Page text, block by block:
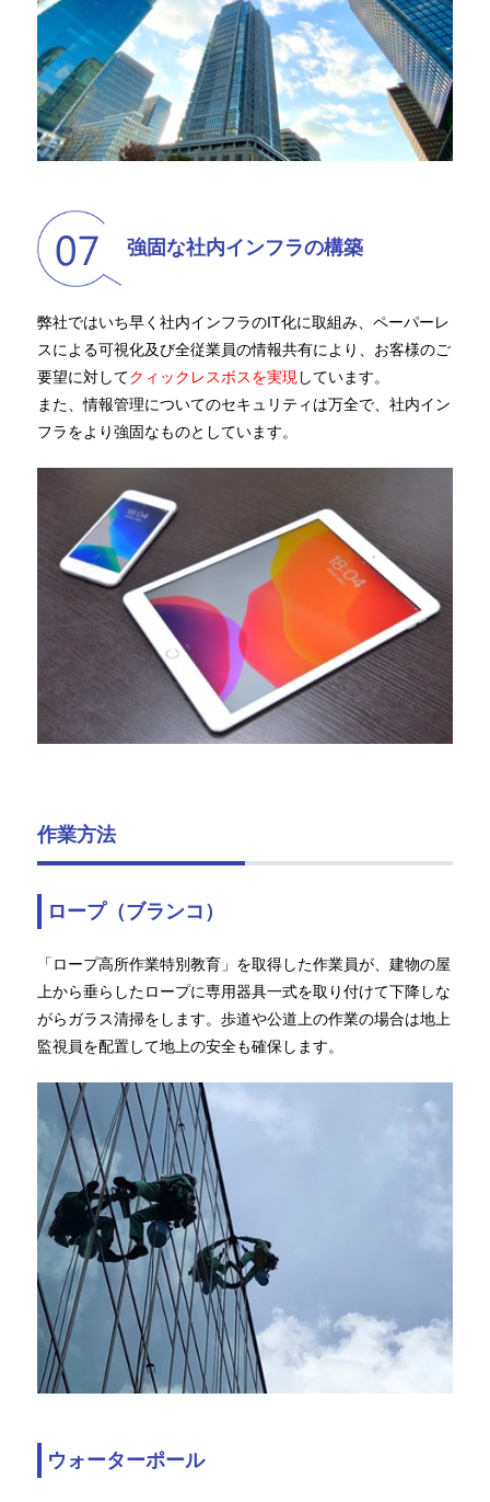
強固な社内インフラの構築
弊社ではいち早く社内インフラのIT化に取組み、ペーパーレ
スによる可視化及び全従業員の情報共有により、お客様のご
要望に対してクィックレスボスを実現しています。
また、情報管理についてのセキュリティは万全で、社内イン
フラをより強固なものとしています。
作業方法
ロープ（ブランコ）
「ロープ高所作業特別教育」を取得した作業員が、建物の屋
上から垂らしたロープに専用器具一式を取り付けて下降しな
がらガラス清掃をします。歩道や公道上の作業の場合は地上
監視員を配置して地上の安全も確保します。
ウォーターポール